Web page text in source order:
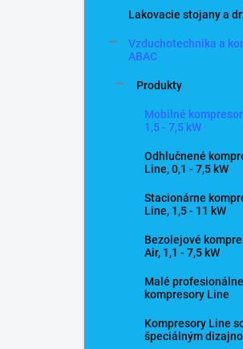
Lakovacie stojany a
Vzduchotechnika a
ABAC
Produkty
Mobilné
1,5 - 7,5 kW
Odhlučnené
Line, 0,1 - 7,5 kW
Stacionárne
Line, 1,5 - 11 kW
Bezolejové
Air, 1,1 - 7,5 kW
Malé profesionálne
kompresory Line
Kompresory Line
špeciálným